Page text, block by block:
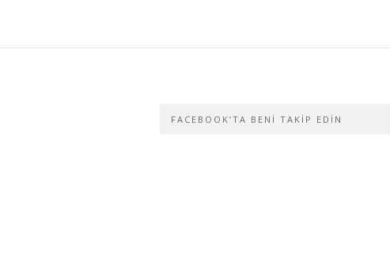
FACEBOOK’TA BENI TAKIP EDIN